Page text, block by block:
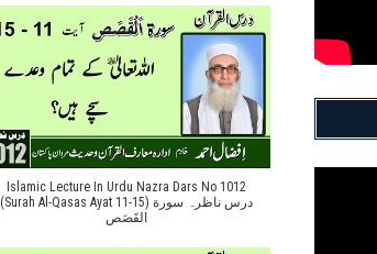
Islamic Lecture In Urdu Nazra Dars No 1012
(Surah Al-Qasas Ayat 11-15) درس ناظرہ سورة
القَصَص